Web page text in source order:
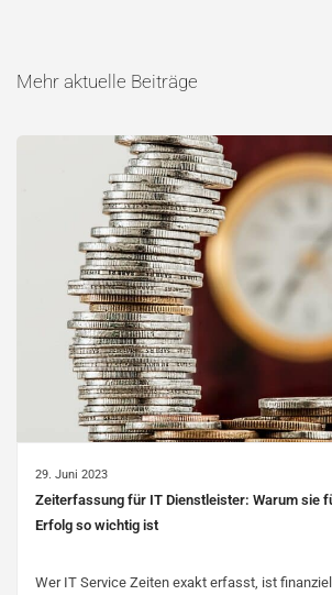
Mehr aktuelle Beiträge
29. Juni 2023
Zeiterfassung für IT Dienstleister: Warum sie
Erfolg so wichtig ist
Wer IT Service Zeiten exakt erfasst, ist